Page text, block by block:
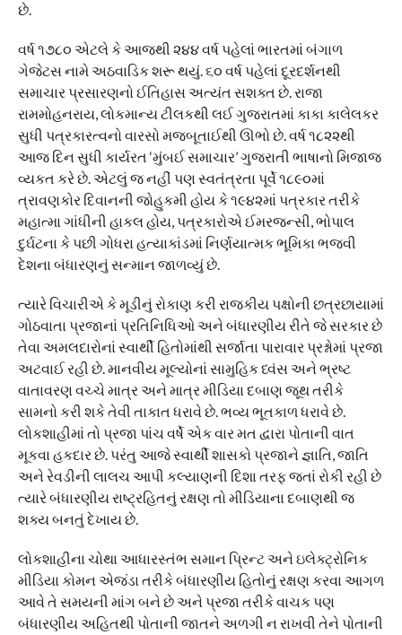
છે.
વર્ષ ૧૭૮૦ એટલે કે આજથી ૨૪૪ વર્ષ પહેલાં ભારતમાં બંગાળ
ગેજેટસ નામે અઠવાડિક શરૂ થયું. ૬૦ વર્ષ પહેલાં દૂરદર્શનથી
સમાચાર પ્રસારણનો ઈતિહાસ અત્યંત સશક્ત છે. રાજા
રામમોહનરાય, લોકમાન્ય ટીલકથી લઈ ગુજરાતમાં કાકા કાલેલકર
સુધી પત્રકારત્વનો વારસો મજબૂતાઈથી ઊભો છે. વર્ષ ૧૮૨૨થી
આજ દિન સુધી કાર્યરત ‘મુંબઈ સમાચાર’ ગુજરાતી ભાષાનો મિજાજ
વ્યકત કરે છે. એટલું જ નહીં પણ સ્વતંત્રતા પૂર્વે ૧૮૯૦માં
ત્રાવણકોર દિવાનની જોહુકમી હોય કે ૧૯૪૨માં પત્રકાર તરીકે
મહાત્મા ગાંધીની હાકલ હોય, પત્રકારોએ ઈમરજન્સી, ભોપાલ
દુર્ઘટના કે પછી ગોધરા હત્યાકાંડમાં નિર્ણયાત્મક ભૂમિકા ભજવી
દેશના બંધારણનું સન્માન જાળવ્યું છે.
ત્યારે વિચારીએ કે મૂડીનું રોકાણ કરી રાજકીય પક્ષોની છત્રછાયામાં
ગોઠવાતા પ્રજાનાં પ્રતિનિધિઓ અને બંધારણીય રીતે જે સરકાર છે
તેવા અમલદારોનાં સ્વાર્થી હિતોમાંથી સર્જાતા પારાવાર પ્રશ્નોમાં પ્રજા
અટવાઈ રહી છે. માનવીય મૂલ્યોનાં સામુહિક ધ્વંસ અને ભ્રષ્ટ
વાતાવરણ વચ્ચે માત્ર અને માત્ર મીડિયા દબાણ જૂથ તરીકે
સામનો કરી શકે તેવી તાકાત ધરાવે છે. ભવ્ય ભૂતકાળ ધરાવે છે.
લોકશાહીમાં તો પ્રજા પાંચ વર્ષે એક વાર મત દ્વારા પોતાની વાત
મૂકવા હકદાર છે. પરંતુ આજે સ્વાર્થી શાસકો પ્રજાને જ્ઞાતિ, જાતિ
અને રેવડીની લાલચ આપી કલ્યાણની દિશા તરફ જતાં રોકી રહી છે
ત્યારે બંધારણીય રાષ્ટ્રહિતનું રક્ષણ તો મીડિયાના દબાણથી જ
શક્ય બનતું દેખાય છે.
લોકશાહીના ચોથા આધારસ્તંભ સમાન પ્રિન્ટ અને ઇલેક્ટ્રોનિક
મીડિયા કોમન એજંડા તરીકે બંધારણીય હિતોનું રક્ષણ કરવા આગળ
આવે તે સમયની માંગ બને છે અને પ્રજા તરીકે વાચક પણ
બંધારણીય અહિતથી પોતાની જાતને અળગી ન રાખવી તેને પોતાની